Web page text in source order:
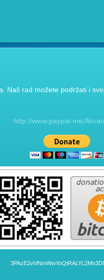
rad možete podržati i
http://www.paypal.me/